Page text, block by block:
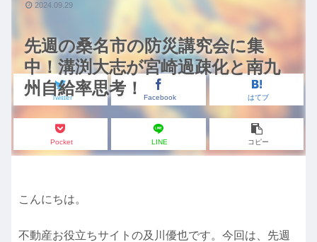
先週の桑名市の防災講究会に集
中！溝渕大志が宮崎過疎化と南九
州自給率思考！
Twitter Facebook はてブ
Pocket LINE コピー
2024.09.29
こんにちは。
不動産お役立ちサイトの及川優也です。今回は、先週